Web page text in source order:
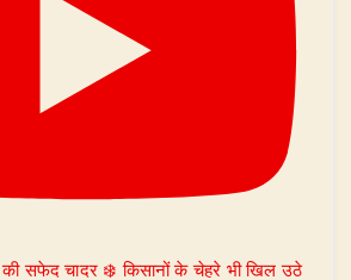
की सफेद चादर ❄️ किसानों के चेहरे भी खिल उठे